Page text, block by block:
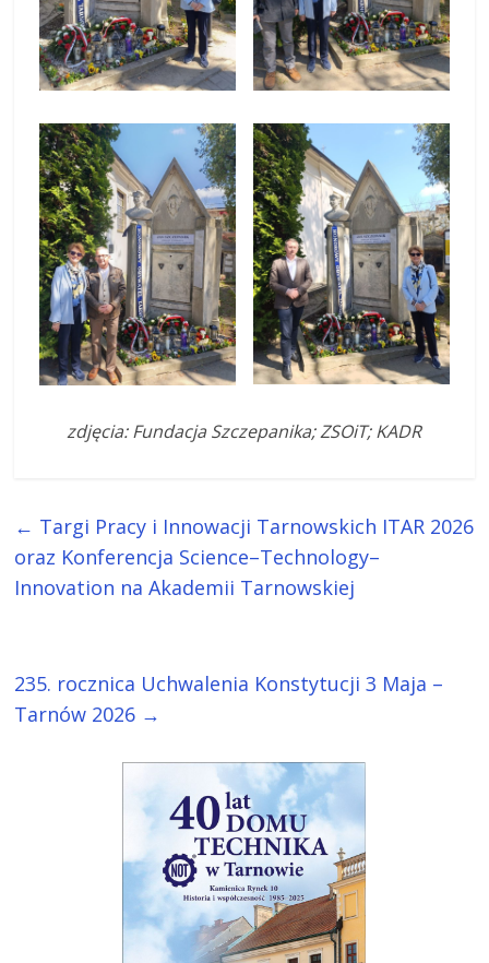
zdjęcia: Fundacja Szczepanika; ZSOiT; KADR
← Targi Pracy i Innowacji Tarnowskich ITAR 2026
oraz Konferencja Science–Technology–
Innovation na Akademii Tarnowskiej
235. rocznica Uchwalenia Konstytucji 3 Maja –
Tarnów 2026 →